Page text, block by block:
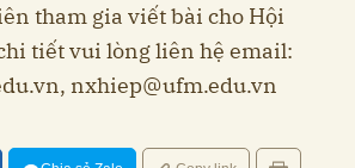
tham gia viết bài cho Hội
tiết vui lòng liên hệ email:
, nxhiep@ufm.edu.vn